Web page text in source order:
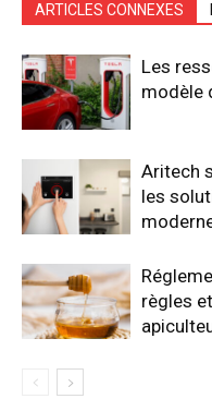
ARTICLES CONNEXES
Les
modèle
Aritech
les
règles